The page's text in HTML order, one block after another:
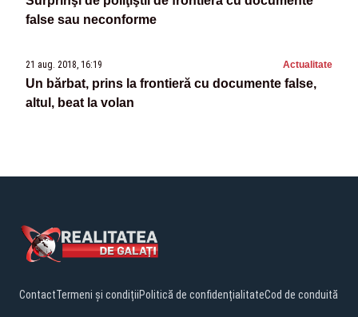
false sau neconforme
21 aug. 2018, 16:19 Actualitate
Un bărbat, prins la frontieră cu documente false,
altul, beat la volan
ContactTermeni și condițiiPolitică de confidențialitateCod de conduită